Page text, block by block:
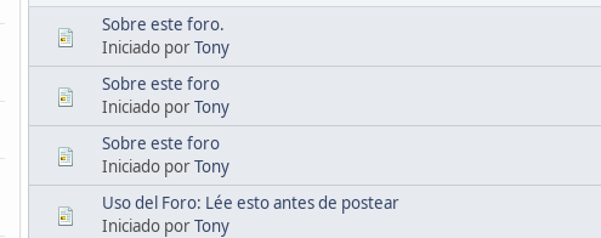
Sobre este foro.
Iniciado porTony
Sobre este foro
Iniciado porTony
Sobre este foro
Iniciado porTony
Uso del Foro: Lée esto antes de postear
Iniciado porTony